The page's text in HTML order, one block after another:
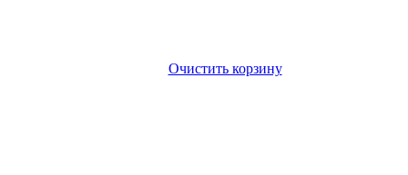
Очистить корзину